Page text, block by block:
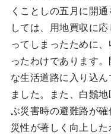
くことしの五月に開
しては、用地買収に
ってしまったために
ったわけであります
な生活道路に入り込
ました。また、白鬚
ぶ災害時の避難路が
災性が著しく向上し